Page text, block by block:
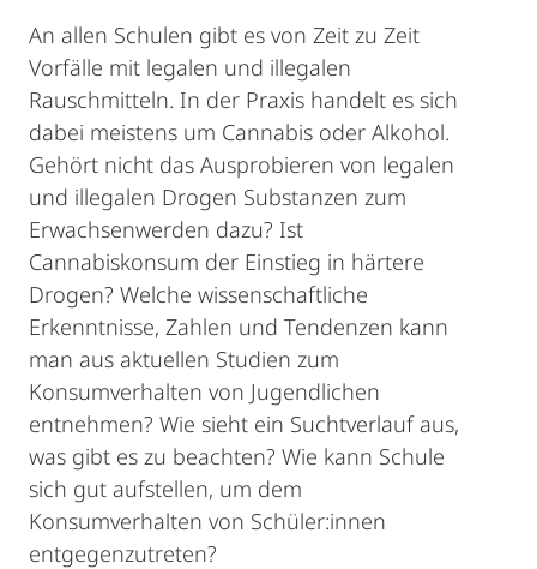
An allen Schulen gibt es von Zeit zu Zeit
Vorfälle mit legalen und illegalen
Rauschmitteln. In der Praxis handelt es sich
dabei meistens um Cannabis oder Alkohol.
Gehört nicht das Ausprobieren von legalen
und illegalen Drogen Substanzen zum
Erwachsenwerden dazu? Ist
Cannabiskonsum der Einstieg in härtere
Drogen? Welche wissenschaftliche
Erkenntnisse, Zahlen und Tendenzen kann
man aus aktuellen Studien zum
Konsumverhalten von Jugendlichen
entnehmen? Wie sieht ein Suchtverlauf aus,
was gibt es zu beachten? Wie kann Schule
sich gut aufstellen, um dem
Konsumverhalten von Schüler:innen
entgegenzutreten?